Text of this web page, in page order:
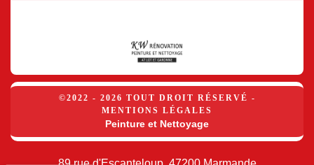
©2022 - 2026 TOUT DROIT RÉSERVÉ -
MENTIONS LÉGALES
Peinture et Nettoyage